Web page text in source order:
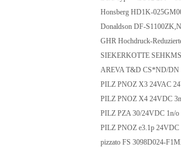
Honsberg HD1K-
Donaldson DF-
GHR Hochdruck-
SIEKERKOTTE
AREVA T&D CS*ND/
PILZ PNOZ X3
PILZ PNOZ X4
PILZ PZA 30/24VDC
PILZ PNOZ e3.1p
pizzato FS